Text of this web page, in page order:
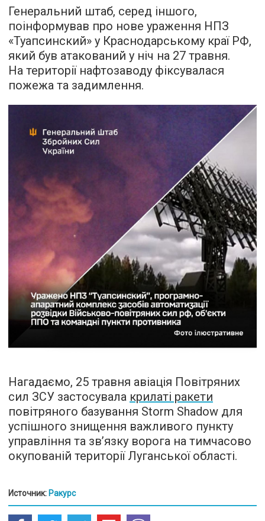
Генеральний штаб, серед іншого,
поінформував про нове ураження НПЗ
«Туапсинский» у Краснодарському краї РФ,
який був атакований у ніч на 27 травня.
На території нафтозаводу фіксувалася
пожежа та задимлення.
Нагадаємо, 25 травня авіація Повітряних
сил ЗСУ застосувала крилаті ракети
повітряного базування Storm Shadow для
успішного знищення важливого пункту
управління та зв’язку ворога на тимчасово
окупованій території Луганської області.
Источник: Ракурс